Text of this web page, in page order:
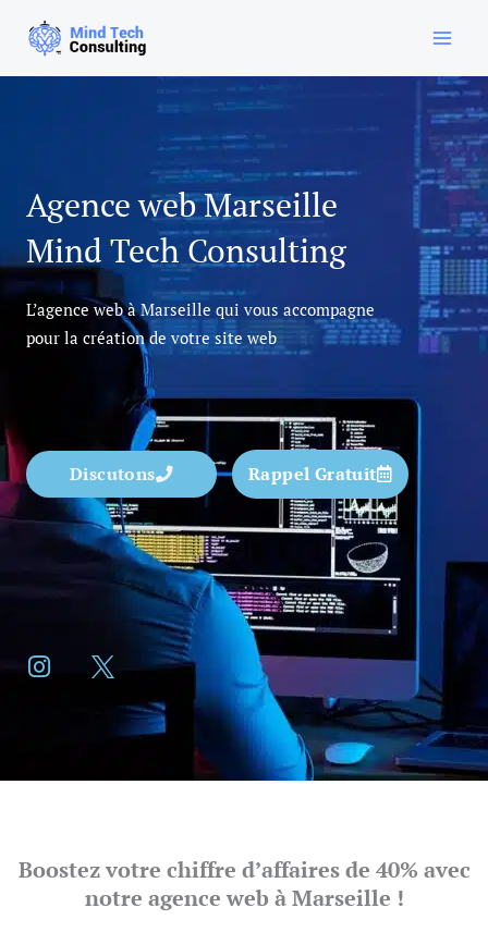
Agence web Marseille
Mind Tech Consulting
L’agence web à Marseille qui vous accompagne
pour la création de votre site web
Discutons Rappel Gratuit
I
g
r
X
L
T
w
e
Boostez votre chiffre d’affaires de 40% avec
notre agence web à Marseille !